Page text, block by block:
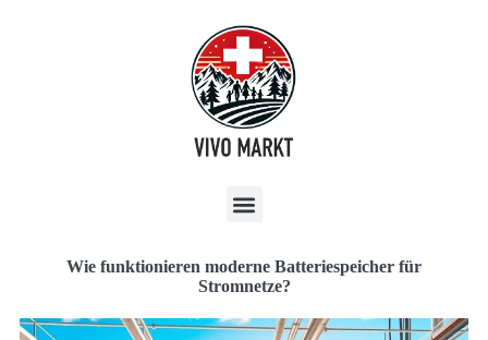
Wie funktionieren moderne Batteriespeicher für
Stromnetze?